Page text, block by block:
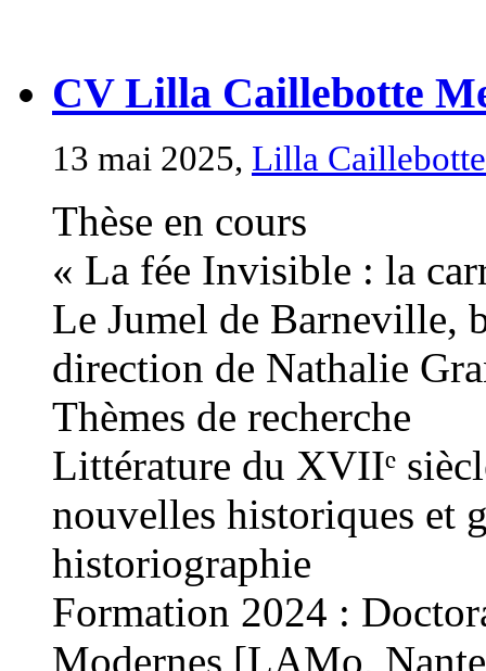
CV Lilla Caillebotte
13 mai 2025, Lilla
Thèse en cours
« La fée Invisible : la
Le Jumel de Barneville,
direction de Nathalie
Thèmes de recherche
Littérature du XVIIᵉ
nouvelles historiques et
historiographie
Formation 2024 :
Modernes [LAMo,